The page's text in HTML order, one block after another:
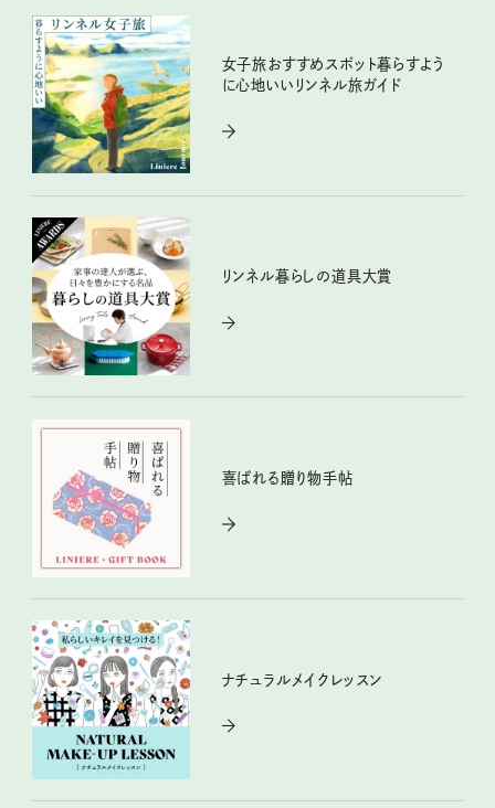
女子旅おすすめスポット暮らすよう
に心地いいリンネル旅ガイド
リンネル暮らしの道具大賞
喜ばれる贈り物手帖
ナチュラルメイクレッスン